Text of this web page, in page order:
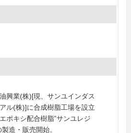
油興業(株)[現、サンユインダス
アル(株)]に合成樹脂工場を設立
ポキシ配合樹脂”サンユレジ
製造・販売開始。